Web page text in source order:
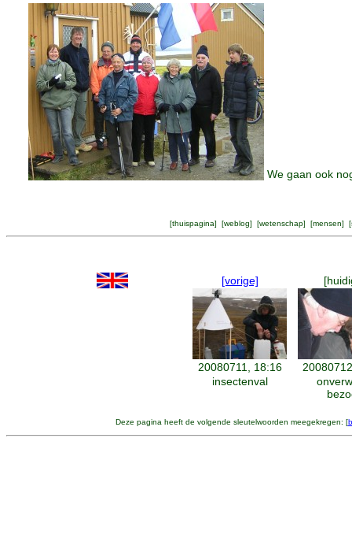
We gaan ook
[thuispagina] [weblog] [wetenschap] [mensen] [
[vorige]
20080711, 18:16
insectenval
Deze pagina heeft de volgende sleutelwoorden meegekregen: [